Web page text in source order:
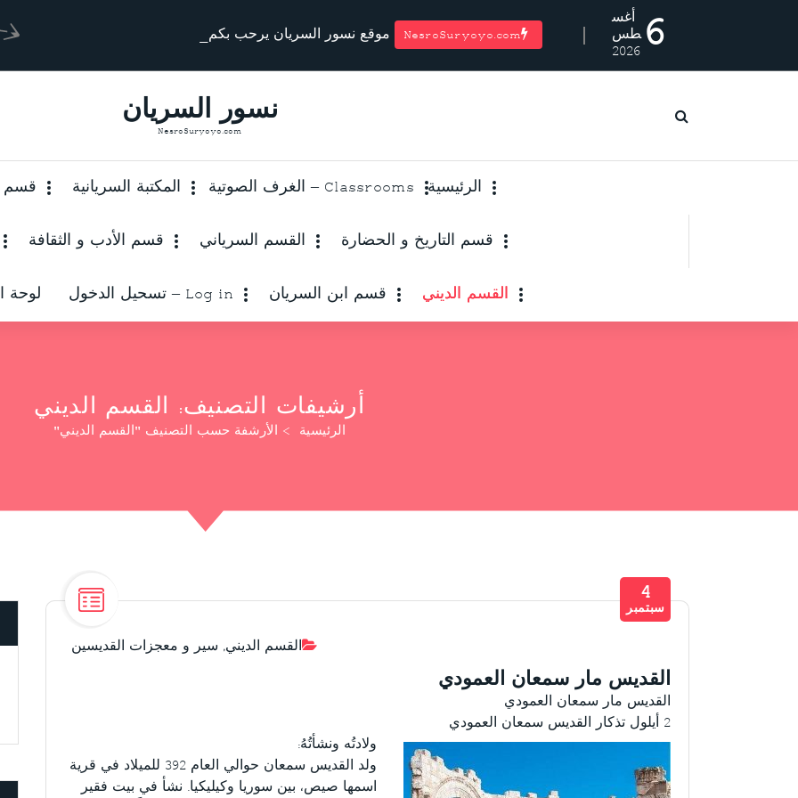
ج
إ
6
أغس
طس
2026
NesroSuryoyo.com موقع نسور السريان يرحب بكم
نسور السريان
NesroSuryoyo.com
الرئيسية Classrooms – الغرف الصوتية المكتبة السريانية قسم
قسم التاريخ و الحضارة القسم السرياني قسم الأدب و الثقافة
القسم الديني قسم ابن السريان Log in – تسحيل الدخول لوحة
أرشيفات التصنيف: القسم الديني
الرئيسية > الأرشفة حسب التصنيف "القسم الديني"
القسم الديني, سير و معجزات القديسين
4
سبتمبر
القديس مار سمعان العمودي
القديس مار سمعان العمودي
2 أيلول تذكار القديس سمعان العمودي
ولادتُه ونشأتُهُ:
ولد القديس سمعان حوالي العام 392 للميلاد في قرية
اسمها صيص، بين سوريا وكيليكيا. نشأ في بيت فقير